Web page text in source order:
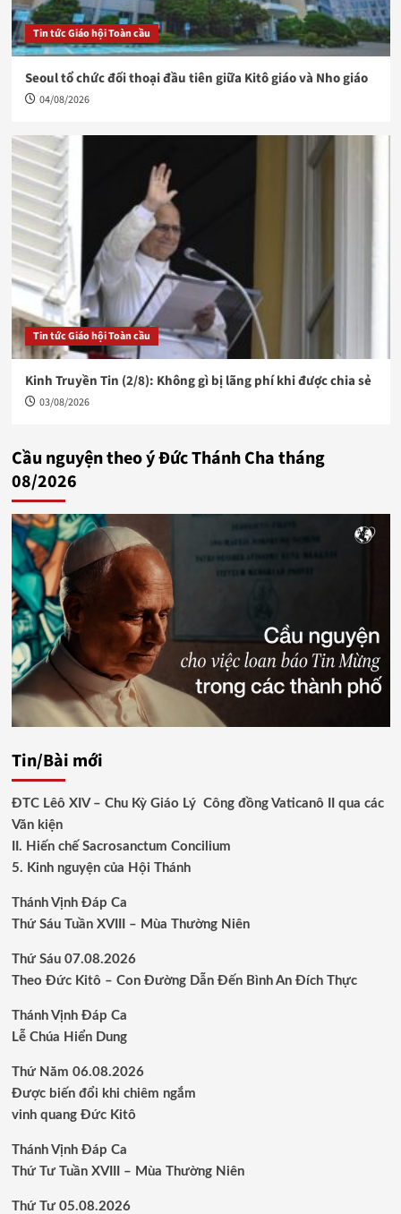
Tin tức Giáo hội Toàn cầu
Seoul tổ chức đối thoại đầu tiên giữa Kitô giáo và Nho giáo
04/08/2026
Tin tức Giáo hội Toàn cầu
Kinh Truyền Tin (2/8): Không gì bị lãng phí khi được chia sẻ
03/08/2026
Cầu nguyện theo ý Đức Thánh Cha tháng
08/2026
Tin/Bài mới
ĐTC Lêô XIV – Chu Kỳ Giáo Lý Công đồng Vaticanô II qua các
Văn kiện
II. Hiến chế Sacrosanctum Concilium
5. Kinh nguyện của Hội Thánh
Thánh Vịnh Đáp Ca
Thứ Sáu Tuần XVIII – Mùa Thường Niên
Thứ Sáu 07.08.2026
Theo Đức Kitô – Con Đường Dẫn Đến Bình An Đích Thực
Thánh Vịnh Đáp Ca
Lễ Chúa Hiển Dung
Thứ Năm 06.08.2026
Được biến đổi khi chiêm ngắm
vinh quang Đức Kitô
Thánh Vịnh Đáp Ca
Thứ Tư Tuần XVIII – Mùa Thường Niên
Thứ Tư 05.08.2026